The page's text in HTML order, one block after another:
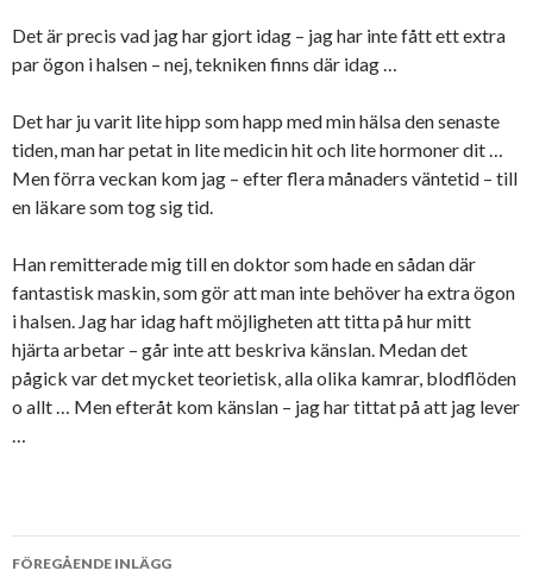
Det är precis vad jag har gjort idag – jag har inte fått ett extra
par ögon i halsen – nej, tekniken finns där idag …
Det har ju varit lite hipp som happ med min hälsa den senaste
tiden, man har petat in lite medicin hit och lite hormoner dit …
Men förra veckan kom jag – efter flera månaders väntetid – till
en läkare som tog sig tid.
Han remitterade mig till en doktor som hade en sådan där
fantastisk maskin, som gör att man inte behöver ha extra ögon
i halsen. Jag har idag haft möjligheten att titta på hur mitt
hjärta arbetar – går inte att beskriva känslan. Medan det
pågick var det mycket teorietisk, alla olika kamrar, blodflöden
o allt … Men efteråt kom känslan – jag har tittat på att jag lever
…
Inläggsnavigering
FÖREGÅENDE INLÄGG